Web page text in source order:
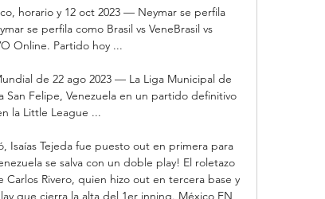
horario y 12 oct 2023 — Neymar se perfila
se perfila como Brasil vs VeneBrasil vs
Online. Partido hoy ...
de 22 ago 2023 — La Liga Municipal de
San Felipe, Venezuela en un partido definitivo
la Little League ...
Isaías Tejeda fue puesto out en primera para
se salva con un doble play! El roletazo
Carlos Rivero, quien hizo out en tercera base y
que cierra la alta del 1er inning. México EN